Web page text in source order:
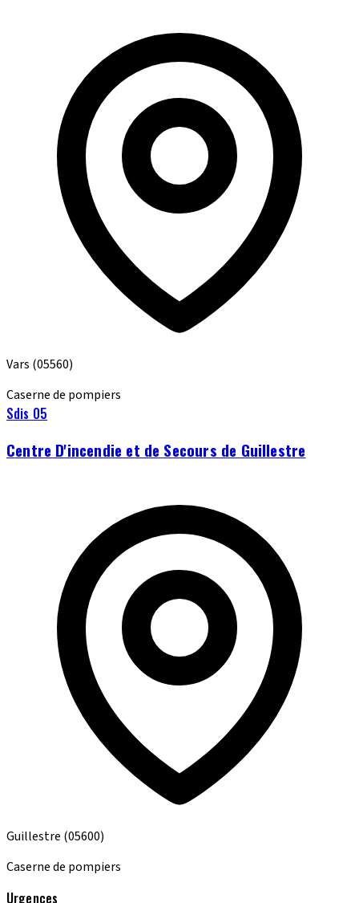
Vars (05560)
Caserne de pompiers
Sdis 05
Centre D'incendie et de Secours de Guillestre
Guillestre (05600)
Caserne de pompiers
Urgences